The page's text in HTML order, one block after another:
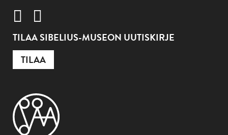
TILAA SIBELIUS-MUSEON UUTISKIRJE
TILAA